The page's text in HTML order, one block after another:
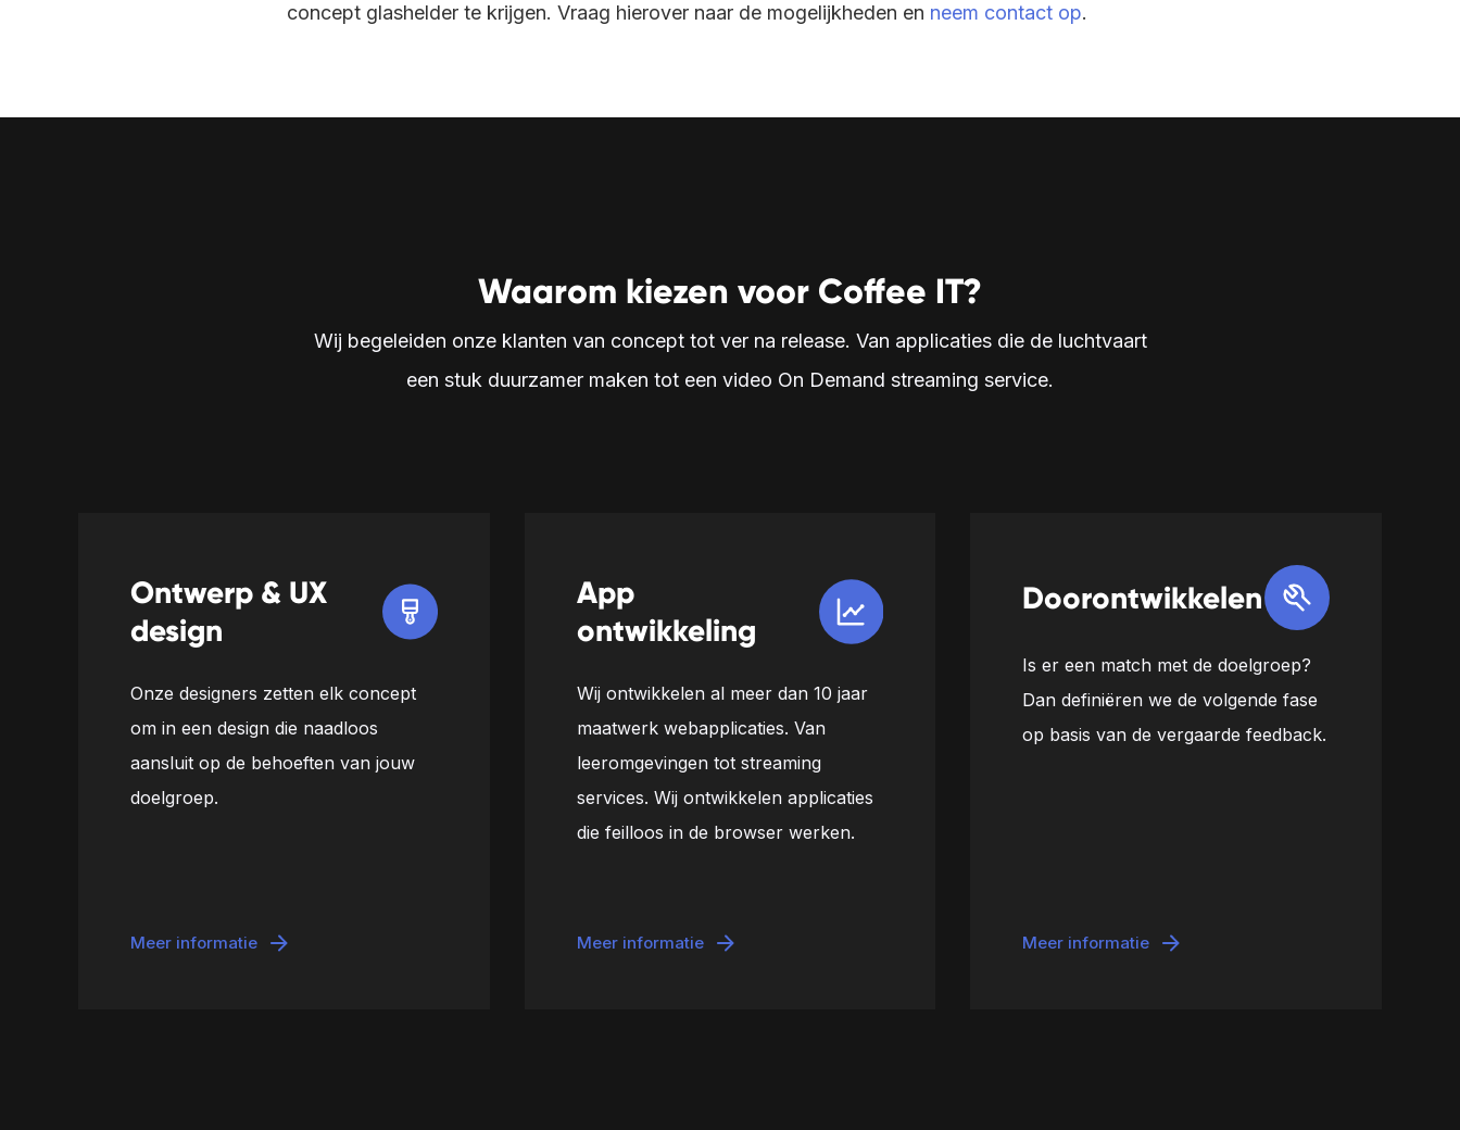
concept glashelder te krijgen. Vraag hierover naar de mogelijkheden en neem contact op.
Waarom kiezen voor Coffee IT?
Wij begeleiden onze klanten van concept tot ver na release. Van applicaties die de luchtvaart
een stuk duurzamer maken tot een video On Demand streaming service.
Ontwerp & UX
design
Onze designers zetten elk concept
om in een design die naadloos
aansluit op de behoeften van jouw
doelgroep.
Meer informatie
App
ontwikkeling
Wij ontwikkelen al meer dan 10 jaar
maatwerk webapplicaties. Van
leeromgevingen tot streaming
services. Wij ontwikkelen applicaties
die feilloos in de browser werken.
Meer informatie
Doorontwikkelen
Is er een match met de doelgroep?
Dan definiëren we de volgende fase
op basis van de vergaarde feedback.
Meer informatie